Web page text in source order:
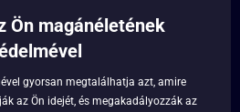
Ön magánéletének
gyorsan megtalálhatja azt, amire
az Ön idejét, és megakadályozzák az